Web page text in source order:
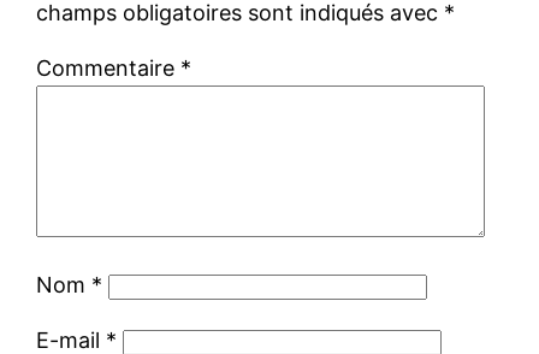
champs obligatoires sont indiqués avec *
Commentaire *
Nom *
E-mail *